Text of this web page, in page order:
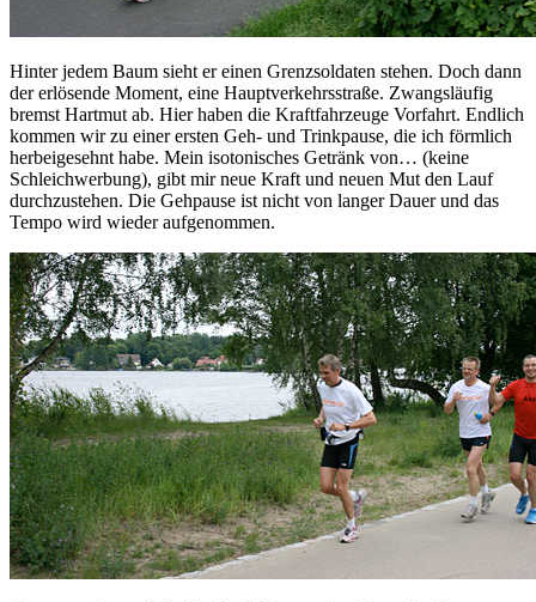
Hinter jedem Baum sieht er einen Grenzsoldaten stehen. Doch dann
der erlösende Moment, eine Hauptverkehrsstraße. Zwangsläufig
bremst Hartmut ab. Hier haben die Kraftfahrzeuge Vorfahrt. Endlich
kommen wir zu einer ersten Geh- und Trinkpause, die ich förmlich
herbeigesehnt habe. Mein isotonisches Getränk von… (keine
Schleichwerbung), gibt mir neue Kraft und neuen Mut den Lauf
durchzustehen. Die Gehpause ist nicht von langer Dauer und das
Tempo wird wieder aufgenommen.